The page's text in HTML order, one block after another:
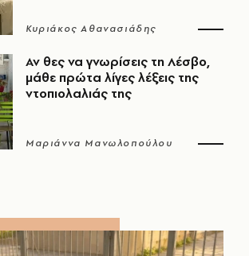
Κυριάκος Αθανασιάδης
Αν θες να γνωρίσεις τη Λέσβο,
μάθε πρώτα λίγες λέξεις της
ντοπιολαλιάς της
Μαριάννα Μανωλοπούλου